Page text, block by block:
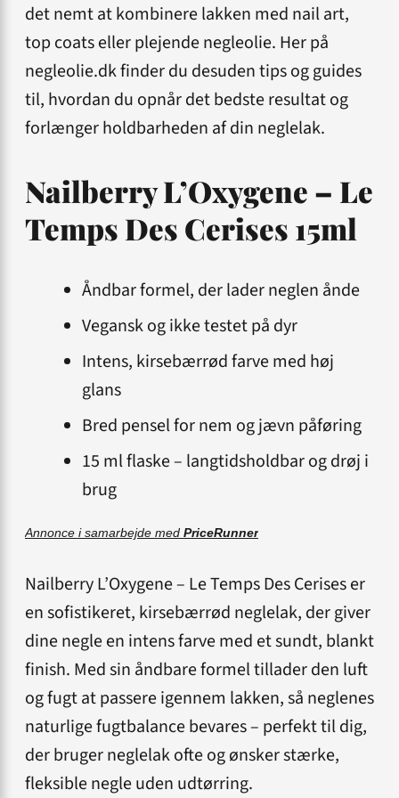
det nemt at kombinere lakken med nail art,
top coats eller plejende negleolie. Her på
negleolie.dk finder du desuden tips og guides
til, hvordan du opnår det bedste resultat og
forlænger holdbarheden af din neglelak.
Nailberry L’Oxygene – Le
Temps Des Cerises 15ml
Åndbar formel, der lader neglen ånde
Vegansk og ikke testet på dyr
Intens, kirsebærrød farve med høj
glans
Bred pensel for nem og jævn påføring
15 ml flaske – langtidsholdbar og drøj i
brug
Annonce i samarbejde med PriceRunner
Nailberry L’Oxygene – Le Temps Des Cerises er
en sofistikeret, kirsebærrød neglelak, der giver
dine negle en intens farve med et sundt, blankt
finish. Med sin åndbare formel tillader den luft
og fugt at passere igennem lakken, så neglenes
naturlige fugtbalance bevares – perfekt til dig,
der bruger neglelak ofte og ønsker stærke,
fleksible negle uden udtørring.